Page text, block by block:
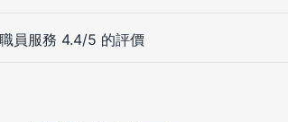
員服務 4.4/5 的評價